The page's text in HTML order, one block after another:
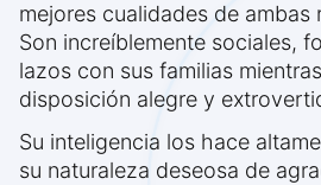
mejores cualidades de ambas
Son increíblemente sociales,
lazos con sus familias
disposición alegre y
Su inteligencia los hace
su naturaleza deseosa de